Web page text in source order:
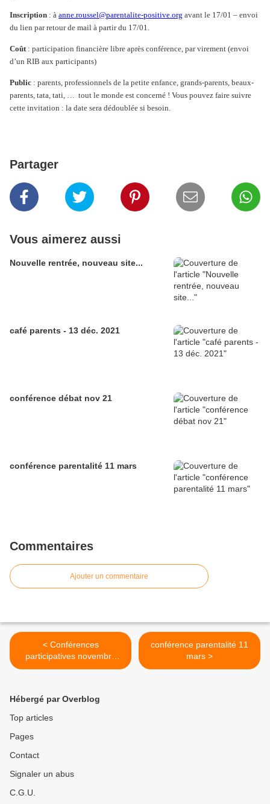
Inscription : à anne.roussel@parentalite-positive.org avant le 17/01 – envoi
du lien par retour de mail à partir du 17/01.
Coût: participation financière libre après conférence, par virement (envoi
d’un RIB aux participants)
Public : parents, professionnels de la petite enfance, grands-parents, beaux-
parents, tata, tati, … tout le monde est concerné ! Vous pouvez faire suivre
cette invitation : la date sera dédoublée si besoin.
Partager
Vous aimerez aussi
Nouvelle rentrée, nouveau site...
café parents - 13 déc. 2021
conférence débat nov 21
conférence parentalité 11 mars
Commentaires
Ajouter un commentaire
< Conférences
participatives novembre
2020
conférence parentalité 11
mars >
Hébergé par Overblog
Top articles
Pages
Contact
Signaler un abus
C.G.U.